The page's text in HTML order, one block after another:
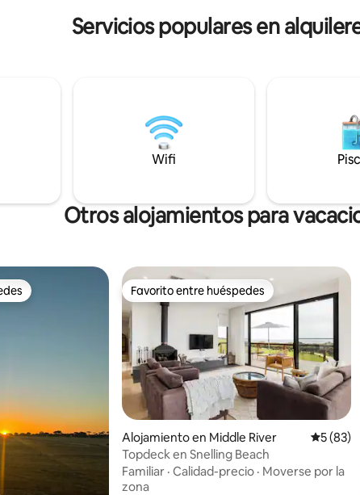
sofá cama y
noches frías.
¡échales un
Quarters!
nuestra casa de dos plantas recién
construida. Tienes acceso privado sin
barcos, wifi gratuito y aire acondicionado
de ciclo inverso. La zona exterior privada
y el salón tienen vistas a nuestro amplio
jardín con tu propia barbacoa.
Servicios populares en
Wifi
Otros alojamientos para
Favorito entre huéspedes
Favorito entre huéspedes
Alojamiento en Middle River
5 (83)
Topdeck en Snelling Beach
Familiar · Calidad-precio · Moverse por la
zona